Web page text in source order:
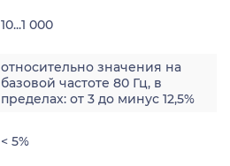
10...1 000
относительно значения на
базовой частоте 80 Гц, в
пределах: от 3 до минус 12,5%
< 5%